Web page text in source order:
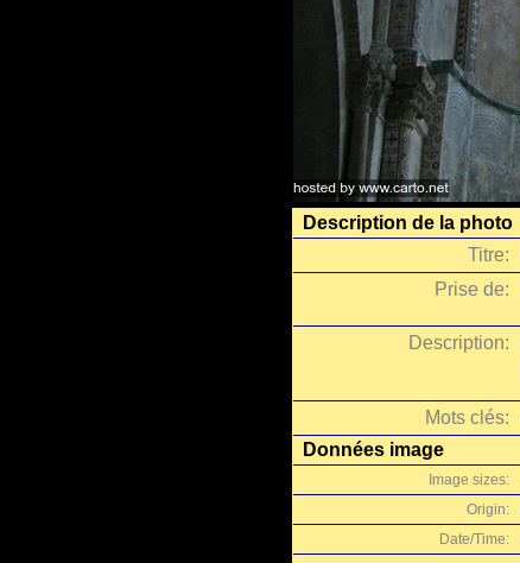
Description de la photo
Titre:
Prise de:
Description:
Mots clés:
Données image
Image sizes:
Origin:
Date/Time: